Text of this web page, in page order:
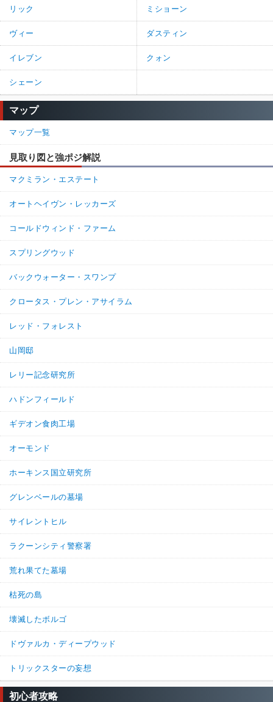
リック ミショーン
ヴィー ダスティン
イレブン クォン
シェーン
マップ
マップ一覧
見取り図と強ポジ解説
マクミラン・エステート
オートヘイヴン・レッカーズ
コールドウィンド・ファーム
スプリングウッド
バックウォーター・スワンプ
クロータス・プレン・アサイラム
レッド・フォレスト
山岡邸
レリー記念研究所
ハドンフィールド
ギデオン食肉工場
オーモンド
ホーキンス国立研究所
グレンベールの墓場
サイレントヒル
ラクーンシティ警察署
荒れ果てた墓場
枯死の島
壊滅したボルゴ
ドヴァルカ・ディープウッド
トリックスターの妄想
初心者攻略